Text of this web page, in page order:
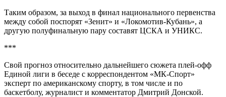
Таким образом, за выход в финал национального первенства
между собой поспорят «Зенит» и «Локомотив-Кубань», а
другую полуфинальную пару составят ЦСКА и УНИКС.
***
Свой прогноз относительно дальнейшего сюжета плей-офф
Единой лиги в беседе с корреспондентом «МК-Спорт»
эксперт по американскому спорту, в том числе и по
баскетболу, журналист и комментатор Дмитрий Донской.